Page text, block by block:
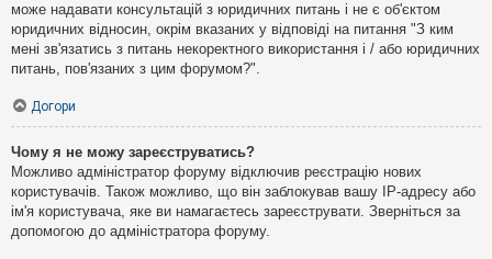
може надавати консультацій з юридичних питань і не є об'єктом
юридичних відносин, окрім вказаних у відповіді на питання "З ким
мені зв'язатись з питань некоректного використання і / або юридичних
питань, пов'язаних з цим форумом?".
Догори
Чому я не можу зареєструватись?
Можливо адміністратор форуму відключив реєстрацію нових
користувачів. Також можливо, що він заблокував вашу IP-адресу або
ім'я користувача, яке ви намагаєтесь зареєструвати. Зверніться за
допомогою до адміністратора форуму.